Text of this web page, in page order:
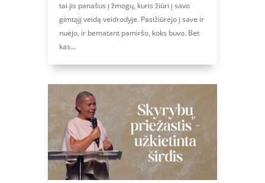
tai jis panašus į žmogų, kuris žiūri į savo
gimtąjį veidą veidrodyje. Pasižiūrėjo į save ir
nuėjo, ir bematant pamiršo, koks buvo. Bet
kas...